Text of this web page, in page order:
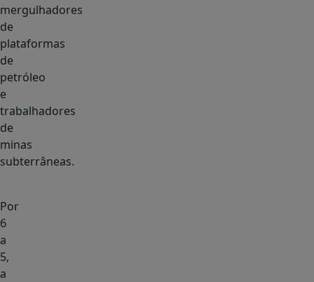
mergulhadores
de
plataformas
de
petróleo
e
trabalhadores
de
minas
subterrâneas.
Por
6
a
5,
a